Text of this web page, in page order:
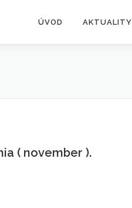
ÚVOD AKTUALITY
( november ).